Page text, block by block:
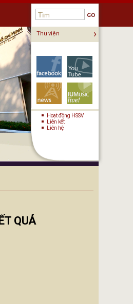
QUẢ
Thư viện ›
KẾT NỐI
Hoạt động HSSV
Liên kết
Liên hệ